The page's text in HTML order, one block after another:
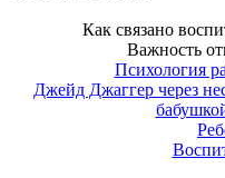
Как связано
Важность
Психология
Джейд Джаггер через